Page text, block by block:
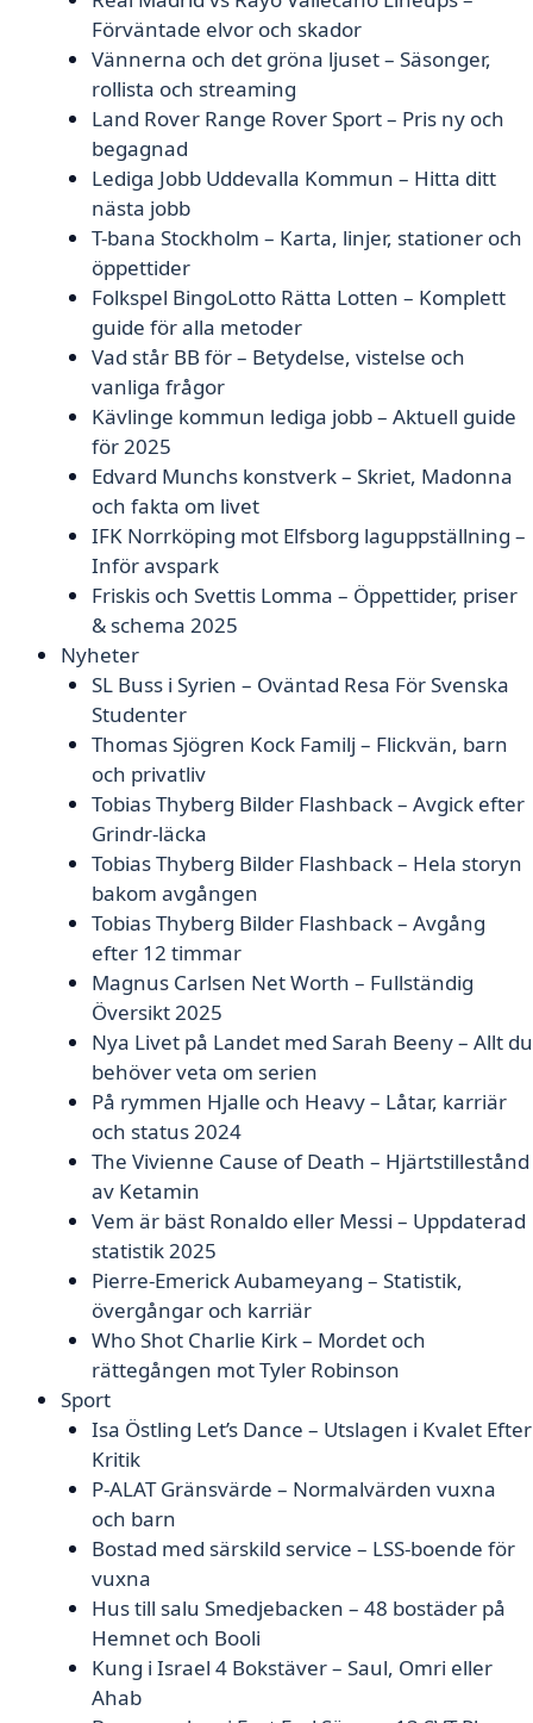
Förväntade elvor och skador
Vännerna och det gröna ljuset – Säsonger,
rollista och streaming
Land Rover Range Rover Sport – Pris ny och
begagnad
Lediga Jobb Uddevalla Kommun – Hitta ditt
nästa jobb
T-bana Stockholm – Karta, linjer, stationer och
öppettider
Folkspel BingoLotto Rätta Lotten – Komplett
guide för alla metoder
Vad står BB för – Betydelse, vistelse och
vanliga frågor
Kävlinge kommun lediga jobb – Aktuell guide
för 2025
Edvard Munchs konstverk – Skriet, Madonna
och fakta om livet
IFK Norrköping mot Elfsborg laguppställning –
Inför avspark
Friskis och Svettis Lomma – Öppettider, priser
& schema 2025
Nyheter
SL Buss i Syrien – Oväntad Resa För Svenska
Studenter
Thomas Sjögren Kock Familj – Flickvän, barn
och privatliv
Tobias Thyberg Bilder Flashback – Avgick efter
Grindr-läcka
Tobias Thyberg Bilder Flashback – Hela storyn
bakom avgången
Tobias Thyberg Bilder Flashback – Avgång
efter 12 timmar
Magnus Carlsen Net Worth – Fullständig
Översikt 2025
Nya Livet på Landet med Sarah Beeny – Allt du
behöver veta om serien
På rymmen Hjalle och Heavy – Låtar, karriär
och status 2024
The Vivienne Cause of Death – Hjärtstillestånd
av Ketamin
Vem är bäst Ronaldo eller Messi – Uppdaterad
statistik 2025
Pierre-Emerick Aubameyang – Statistik,
övergångar och karriär
Who Shot Charlie Kirk – Mordet och
rättegången mot Tyler Robinson
Sport
Isa Östling Let’s Dance – Utslagen i Kvalet Efter
Kritik
P-ALAT Gränsvärde – Normalvärden vuxna
och barn
Bostad med särskild service – LSS-boende för
vuxna
Hus till salu Smedjebacken – 48 bostäder på
Hemnet och Booli
Kung i Israel 4 Bokstäver – Saul, Omri eller
Ahab